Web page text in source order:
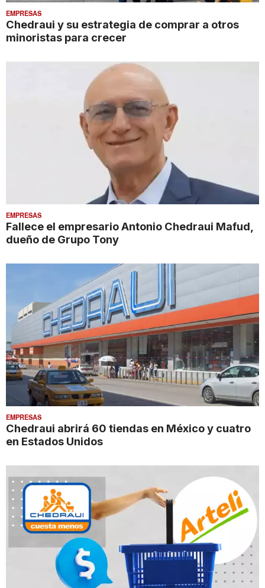
EMPRESAS
Chedraui y su estrategia de comprar a otros
minoristas para crecer
EMPRESAS
Fallece el empresario Antonio Chedraui Mafud,
dueño de Grupo Tony
EMPRESAS
Chedraui abrirá 60 tiendas en México y cuatro
en Estados Unidos